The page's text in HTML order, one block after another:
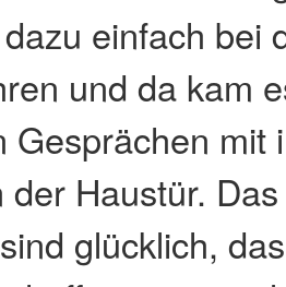
einfach bei
und da kam
Gesprächen mit
der Haustür.
glücklich,